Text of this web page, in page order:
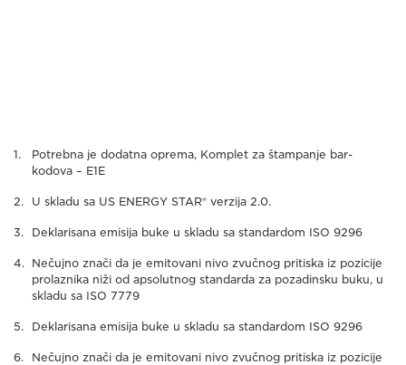
Potrebna je dodatna oprema, Komplet za štampanje bar-
kodova – E1E
U skladu sa US ENERGY STAR® verzija 2.0.
Deklarisana emisija buke u skladu sa standardom ISO 9296
Nečujno znači da je emitovani nivo zvučnog pritiska iz pozicije
prolaznika niži od apsolutnog standarda za pozadinsku buku, u
skladu sa ISO 7779
Deklarisana emisija buke u skladu sa standardom ISO 9296
Nečujno znači da je emitovani nivo zvučnog pritiska iz pozicije